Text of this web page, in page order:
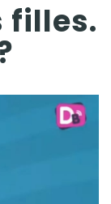
filles.